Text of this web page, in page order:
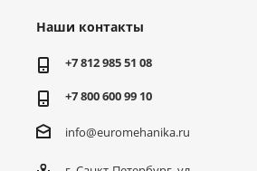
Наши контакты
+7 812 985 51 08
+7 800 600 99 10
info@euromehanika.ru